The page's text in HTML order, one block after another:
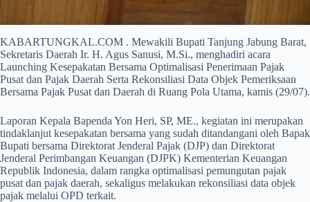
KABARTUNGKAL.COM . Mewakili Bupati Tanjung Jabung Barat,
Sekretaris Daerah Ir. H. Agus Sanusi, M.Si., menghadiri acara
Launching Kesepakatan Bersama Optimalisasi Penerimaan Pajak
Pusat dan Pajak Daerah Serta Rekonsiliasi Data Objek Pemeriksaan
Bersama Pajak Pusat dan Daerah di Ruang Pola Utama, kamis (29/07).
Laporan Kepala Bapenda Yon Heri, SP, ME., kegiatan ini merupakan
tindaklanjut kesepakatan bersama yang sudah ditandangani oleh Bapak
Bupati bersama Direktorat Jenderal Pajak (DJP) dan Direktorat
Jenderal Perimbangan Keuangan (DJPK) Kementerian Keuangan
Republik Indonesia, dalam rangka optimalisasi pemungutan pajak
pusat dan pajak daerah, sekaligus melakukan rekonsiliasi data objek
pajak melalui OPD terkait.